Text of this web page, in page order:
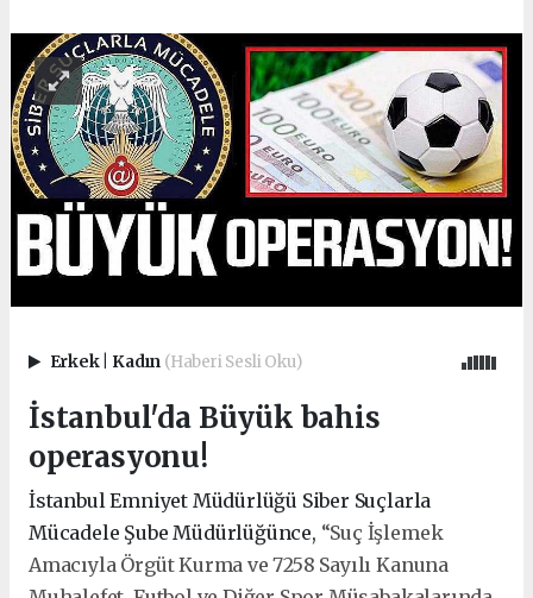
Erkek Kadın (Haberi Sesli Oku)
İstanbul'da Büyük bahis
operasyonu!
İstanbul Emniyet Müdürlüğü Siber Suçlarla
Mücadele Şube Müdürlüğünce, “Suç İşlemek
Amacıyla Örgüt Kurma ve 7258 Sayılı Kanuna